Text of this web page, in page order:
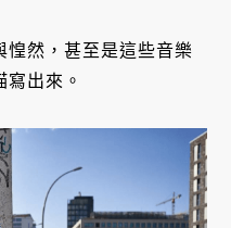
惶然，甚至是這些音樂
出來。